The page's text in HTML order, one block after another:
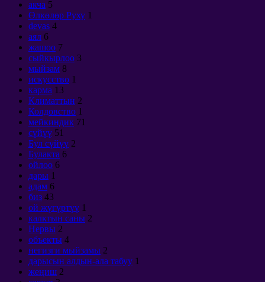
акча 5
Өлкөлөр Руху 1
devas 4
аял 6
жашоо 7
сыйкырлоо 3
мыйзам 8
искусство 1
карма 13
Климаттын 2
Колдовство 1
мейкиндик 71
сүйүү 51
Бул сүйүү 2
Булакта 6
ойлоо 6
дары 1
адам 6
биз 43
ой жүгүртүү 1
калктын саны 2
Нервы 2
объекты 4
негизги мыйзамы 2
дарысын алдын-ала табуу 1
жеңиш 2